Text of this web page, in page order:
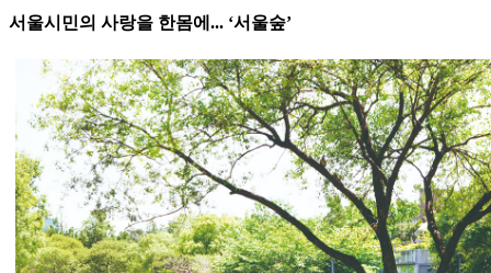
서울시민의 사랑을 한몸에... ‘서울숲’